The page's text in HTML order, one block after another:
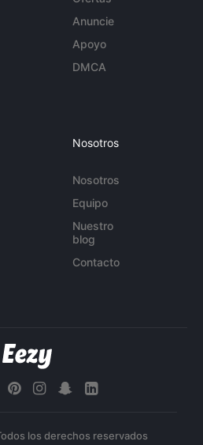
Anuncie
Apoyo
DMCA
Nosotros
Nosotros
Equipo
Nuestro
blog
Contacto
los derechos reservados